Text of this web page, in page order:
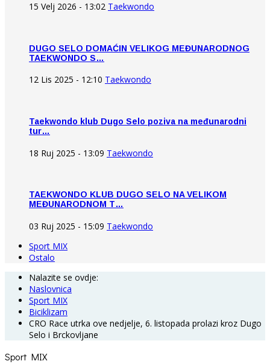
15 Velj 2026 - 13:02 Taekwondo
DUGO SELO DOMAĆIN VELIKOG MEĐUNARODNOG
TAEKWONDO S…
12 Lis 2025 - 12:10 Taekwondo
Taekwondo klub Dugo Selo poziva na međunarodni
tur…
18 Ruj 2025 - 13:09 Taekwondo
TAEKWONDO KLUB DUGO SELO NA VELIKOM
MEĐUNARODNOM T…
03 Ruj 2025 - 15:09 Taekwondo
Sport MIX
Ostalo
Nalazite se ovdje:
Naslovnica
Sport MIX
Biciklizam
CRO Race utrka ove nedjelje, 6. listopada prolazi kroz Dugo
Selo i Brckovljane
Sport MIX